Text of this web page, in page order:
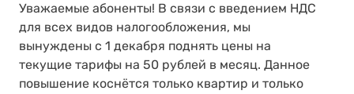
Уважаемые абоненты! В связи с введением НДС
для всех видов налогообложения, мы
вынуждены с 1 декабря поднять цены на
текущие тарифы на 50 рублей в месяц. Данное
повышение коснётся только квартир и только